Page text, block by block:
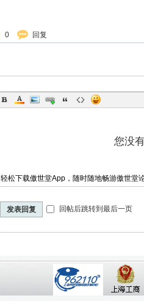
0 回复
轻松下载傲世堂App，随时随地畅游傲世堂
发表回复 回帖后跳转到最后一页